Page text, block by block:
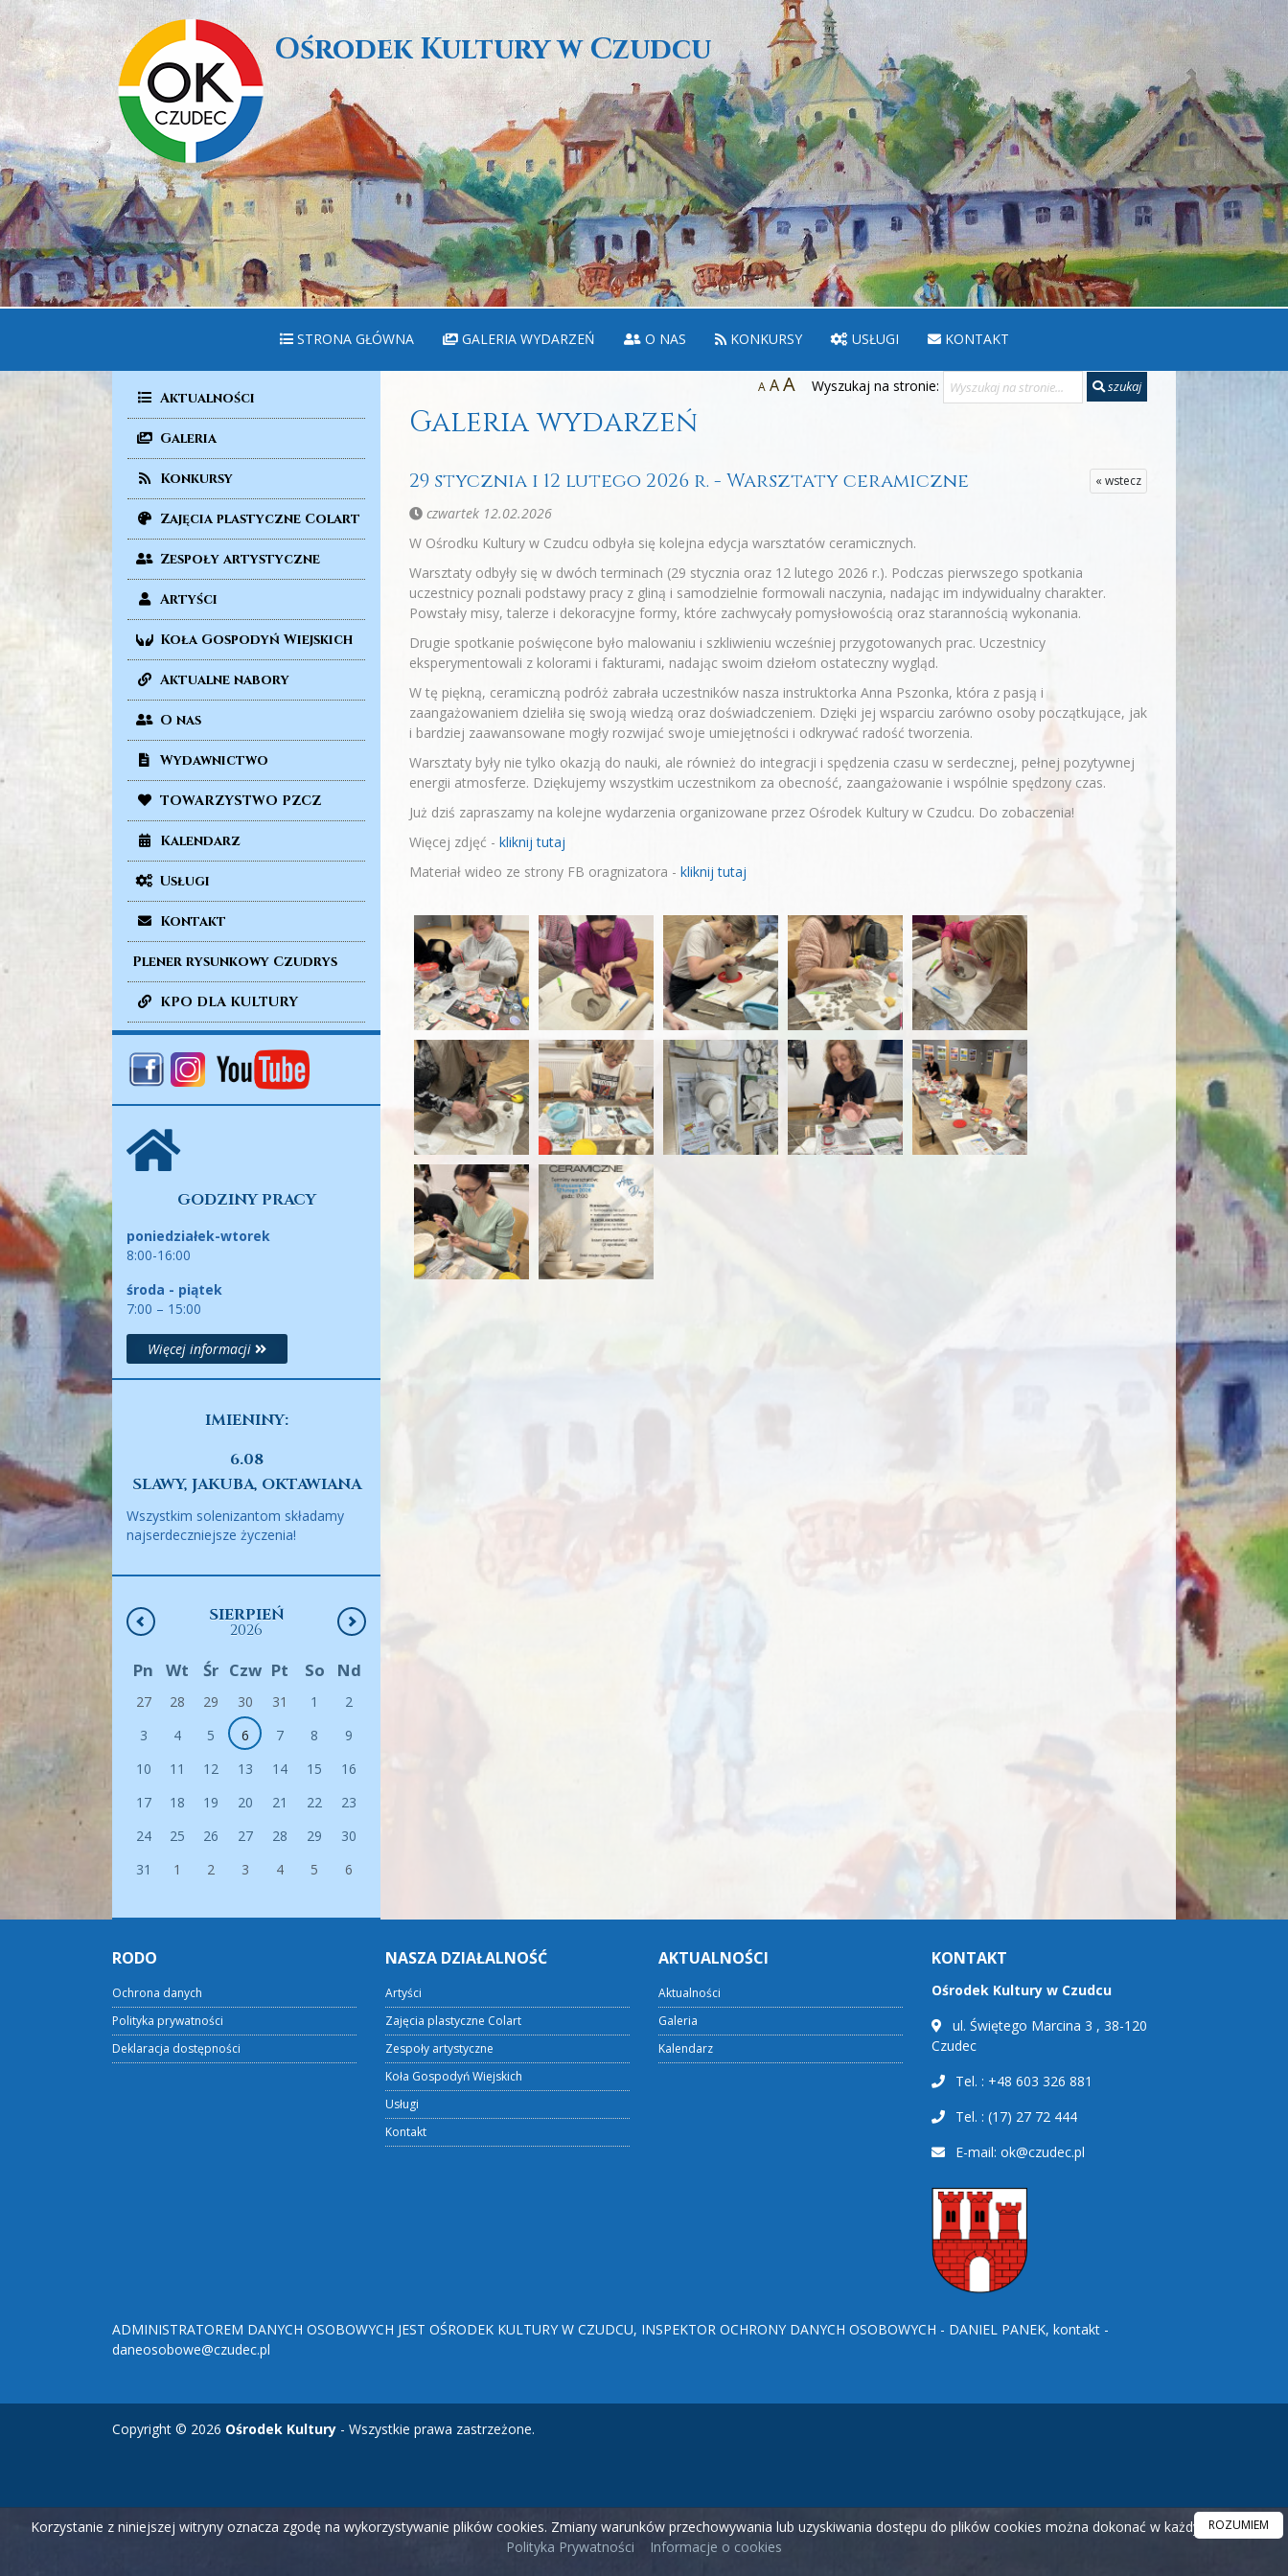
Ośrodek Kultury w Czudcu
STRONA GŁÓWNA GALERIA WYDARZEŃ O NAS KONKURSY USŁUGI KONTAKT
Aktualności
Galeria
Konkursy
Zajęcia plastyczne Colart
Zespoły artystyczne
Artyści
Koła Gospodyń Wiejskich
Aktualne nabory
O nas
Wydawnictwo
TOWARZYSTWO PZCZ
Kalendarz
Usługi
Kontakt
Plener rysunkowy Czudrys
KPO DLA KULTURY
GODZINY PRACY
poniedziałek-wtorek
8:00-16:00
środa - piątek
7:00 – 15:00
Więcej informacji
IMIENINY:
6.08
SLAWY, JAKUBA, OKTAWIANA
Wszystkim solenizantom składamy
najserdeczniejsze życzenia!
SIERPIEŃ
2026
Pn Wt Śr Czw Pt So Nd
27 28 29 30 31 1
2
3
4 5 6 7 8
9
10
11 12 13 14 15
16
17
18 19 20 21 22
23
24
25 26 27 28 29
30
31
1 2 3 4 5 6
A AA Wyszukaj na stronie: szukaj
Galeria wydarzeń
« wstecz
29 stycznia i 12 lutego 2026 r. - Warsztaty ceramiczne
czwartek 12.02.2026
W Ośrodku Kultury w Czudcu odbyła się kolejna edycja warsztatów ceramicznych.
Warsztaty odbyły się w dwóch terminach (29 stycznia oraz 12 lutego 2026 r.). Podczas pierwszego spotkania
uczestnicy poznali podstawy pracy z gliną i samodzielnie formowali naczynia, nadając im indywidualny charakter.
Powstały misy, talerze i dekoracyjne formy, które zachwycały pomysłowością oraz starannością wykonania.
Drugie spotkanie poświęcone było malowaniu i szkliwieniu wcześniej przygotowanych prac. Uczestnicy
eksperymentowali z kolorami i fakturami, nadając swoim dziełom ostateczny wygląd.
W tę piękną, ceramiczną podróż zabrała uczestników nasza instruktorka Anna Pszonka, która z pasją i
zaangażowaniem dzieliła się swoją wiedzą oraz doświadczeniem. Dzięki jej wsparciu zarówno osoby początkujące, jak
i bardziej zaawansowane mogły rozwijać swoje umiejętności i odkrywać radość tworzenia.
Warsztaty były nie tylko okazją do nauki, ale również do integracji i spędzenia czasu w serdecznej, pełnej pozytywnej
energii atmosferze. Dziękujemy wszystkim uczestnikom za obecność, zaangażowanie i wspólnie spędzony czas.
Już dziś zapraszamy na kolejne wydarzenia organizowane przez Ośrodek Kultury w Czudcu. Do zobaczenia!
Więcej zdjęć - kliknij tutaj
Materiał wideo ze strony FB oragnizatora - kliknij tutaj
RODO
Ochrona danych
Polityka prywatności
Deklaracja dostępności
NASZA DZIAŁALNOŚĆ
Artyści
Zajęcia plastyczne Colart
Zespoły artystyczne
Koła Gospodyń Wiejskich
Usługi
Kontakt
AKTUALNOŚCI
Aktualności
Galeria
Kalendarz
KONTAKT
Ośrodek Kultury w Czudcu
ul. Świętego Marcina 3 , 38-120
Czudec
Tel. : +48 603 326 881
Tel. : (17) 27 72 444
E-mail: ok@czudec.pl
ADMINISTRATOREM DANYCH OSOBOWYCH JEST OŚRODEK KULTURY W CZUDCU, INSPEKTOR OCHRONY DANYCH OSOBOWYCH - DANIEL PANEK, kontakt -
daneosobowe@czudec.pl
Copyright © 2026 Ośrodek Kultury - Wszystkie prawa zastrzeżone.
Korzystanie z niniejszej witryny oznacza zgodę na wykorzystywanie plików cookies. Zmiany warunków przechowywania lub uzyskiwania dostępu do plików cookies można dokonać w każdym czasie.
Polityka Prywatności
Informacje o cookies
ROZUMIEM